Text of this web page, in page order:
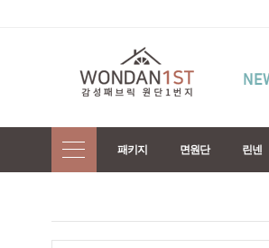
패키지 면원단 린넨